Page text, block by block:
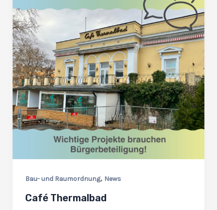
Bau- und Raumordnung, News
Café Thermalbad